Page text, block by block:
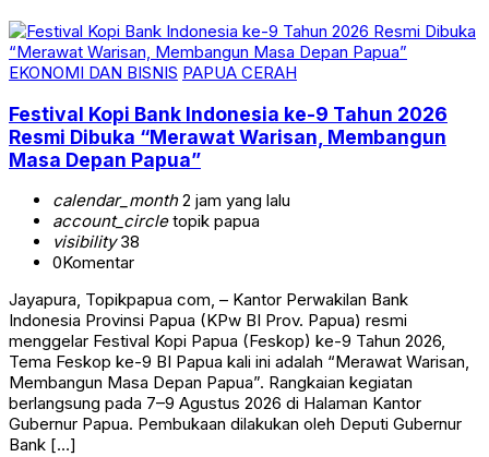
EKONOMI DAN BISNIS PAPUA CERAH
Festival Kopi Bank Indonesia ke-9 Tahun 2026
Resmi Dibuka “Merawat Warisan, Membangun
Masa Depan Papua”
calendar_month2 jam yang lalu
account_circletopik papua
visibility38
0Komentar
Jayapura, Topikpapua com, – Kantor Perwakilan Bank
Indonesia Provinsi Papua (KPw BI Prov. Papua) resmi
menggelar Festival Kopi Papua (Feskop) ke-9 Tahun 2026,
Tema Feskop ke-9 BI Papua kali ini adalah “Merawat Warisan,
Membangun Masa Depan Papua”. Rangkaian kegiatan
berlangsung pada 7–9 Agustus 2026 di Halaman Kantor
Gubernur Papua. Pembukaan dilakukan oleh Deputi Gubernur
Bank […]